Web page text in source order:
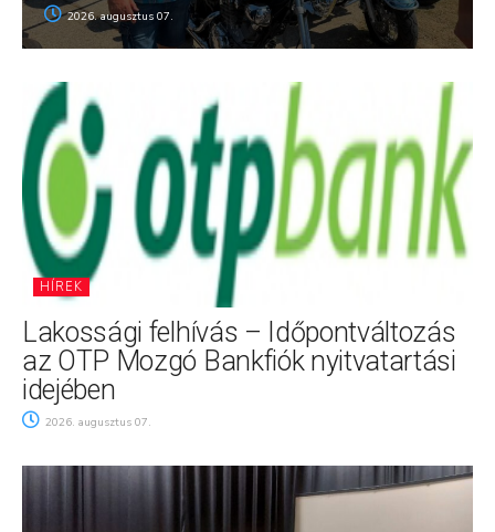
2026. augusztus 07.
HÍREK
Lakossági felhívás – Időpontváltozás
az OTP Mozgó Bankfiók nyitvatartási
idejében
2026. augusztus 07.